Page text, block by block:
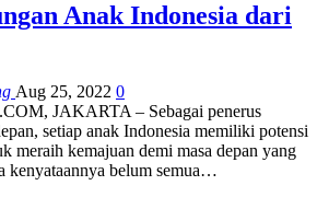
Anak Indonesia dari
Aug 25, 2022 0
JAKARTA – Sebagai penerus
setiap anak Indonesia memiliki potensi
meraih kemajuan demi masa depan yang
kenyataannya belum semua…